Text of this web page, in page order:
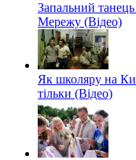
Запальний
Мережу (Відео)
Як школяру на
тільки (Відео)